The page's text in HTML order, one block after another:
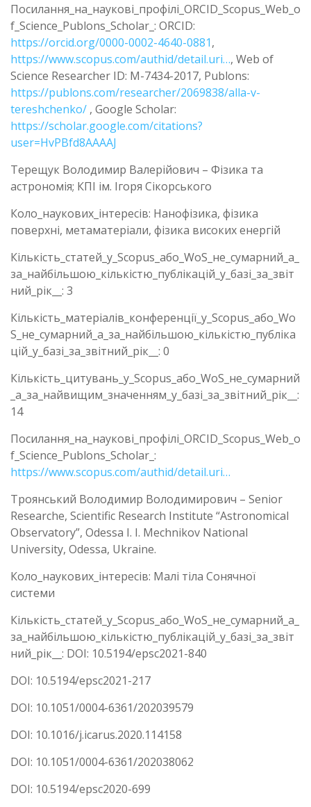
Посилання_на_наукові_профілі_ORCID_Scopus_Web_o
f_Science_Publons_Scholar_: ORCID:
https://orcid.org/0000-0002-4640-0881,
https://www.scopus.com/authid/detail.uri…, Web of
Science Researcher ID: M-7434-2017, Publons:
https://publons.com/researcher/2069838/alla-v-
tereshchenko/ , Google Scholar:
https://scholar.google.com/citations?
user=HvPBfd8AAAAJ
Терещук Володимир Валерійович – Фізика та
астрономія; КПІ ім. Ігоря Сікорського
Коло_наукових_інтересів: Нанофізика, фізика
поверхні, метаматеріали, фізика високих енергій
Кількість_статей_у_Scopus_або_WoS_не_сумарний_а_
за_найбільшою_кількістю_публікацій_у_базі_за_звіт
ний_рік__: 3
Кількість_матеріалів_конференції_у_Scopus_або_Wo
S_не_сумарний_а_за_найбільшою_кількістю_публіка
цій_у_базі_за_звітний_рік__: 0
Кількість_цитувань_у_Scopus_або_WoS_не_сумарний
_а_за_найвищим_значенням_у_базі_за_звітний_рік__:
14
Посилання_на_наукові_профілі_ORCID_Scopus_Web_o
f_Science_Publons_Scholar_:
https://www.scopus.com/authid/detail.uri…
Троянський Володимир Володимирович – Senior
Researche, Scientific Research Institute “Astronomical
Observatory”, Odessa I. I. Mechnikov National
University, Odessa, Ukraine.
Коло_наукових_інтересів: Малі тіла Сонячної
системи
Кількість_статей_у_Scopus_або_WoS_не_сумарний_а_
за_найбільшою_кількістю_публікацій_у_базі_за_звіт
ний_рік__: DOI: 10.5194/epsc2021-840
DOI: 10.5194/epsc2021-217
DOI: 10.1051/0004-6361/202039579
DOI: 10.1016/j.icarus.2020.114158
DOI: 10.1051/0004-6361/202038062
DOI: 10.5194/epsc2020-699